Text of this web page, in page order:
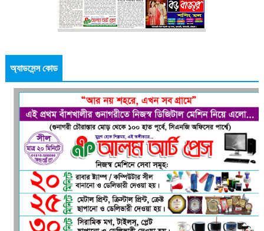
অ্যাডসেন্স কোড